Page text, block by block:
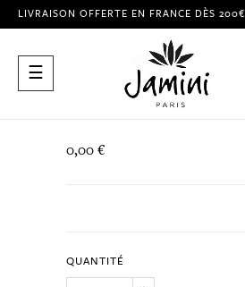
LIVRAISON OFFERTE EN FRANCE DÈS 200€
Basculer
la
☰
0,00 €
QUANTITÉ